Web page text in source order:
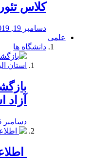
کلاس
دسامبر 19, 2019
علمی
دانشگاه ها
آزاد
دسامبر 25, 2019